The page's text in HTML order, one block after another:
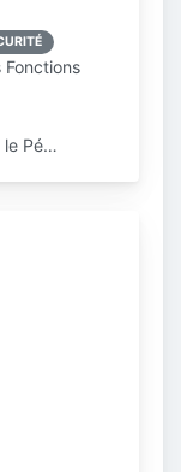
Fonctions
le Pé…